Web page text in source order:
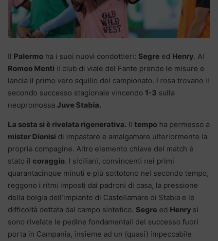
Il Palermo ha i suoi nuovi condottieri: Segre ed Henry. Al
Romeo Menti il club di viale del Fante prende le misure e
lancia il primo vero squillo del campionato. I rosa trovano il
secondo successo stagionale vincendo 1-3 sulla
neopromossa Juve Stabia.
La sosta si è rivelata rigenerativa. Il tempo ha permesso a
mister Dionisi di impastare e amalgamare ulteriormente la
propria compagine. Altro elemento chiave del match è
stato il coraggio. I siciliani, convincenti nei primi
quarantacinque minuti e più sottotono nel secondo tempo,
reggono i ritmi imposti dai padroni di casa, la pressione
della bolgia dell’impianto di Castellamare di Stabia e le
difficoltà dettata dal campo sintetico. Segre ed Henry si
sono rivelate le pedine fondamentali del successo fuori
porta in Campania, insieme ad un (quasi) impeccabile